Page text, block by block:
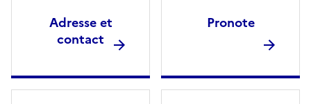
Adresse et
contact
Pronote